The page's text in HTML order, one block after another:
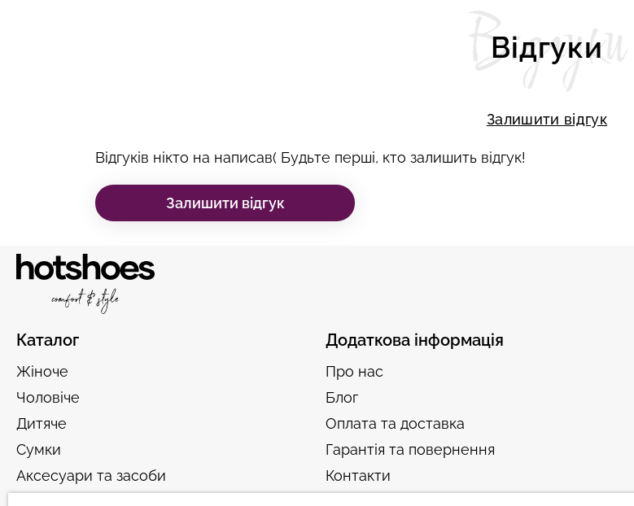
Відгуки
Відгуки
Залишити відгук
Відгуків нікто на написав( Будьте перші, кто залишить відгук!
Залишити відгук
Каталог
Жіноче
Чоловіче
Дитяче
Сумки
Аксесуари та засоби
догляду
Додаткова інформація
Про нас
Блог
Оплата та доставка
Гарантія та повернення
Контакти